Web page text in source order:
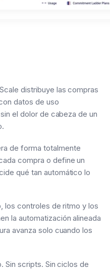
distribuye las compras
datos de uso
el dolor de cabeza de un
de forma totalmente
compra o define un
qué tan automático lo
los controles de ritmo y los
la automatización alineada
avanza solo cuando los
Sin scripts. Sin ciclos de